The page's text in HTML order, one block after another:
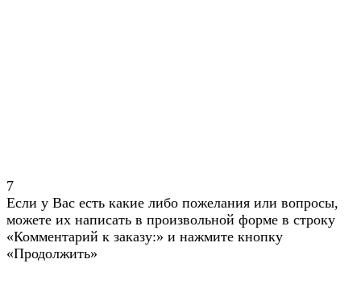
7
Если у Вас есть какие либо пожелания или вопросы,
можете их написать в произвольной форме в строку
«Комментарий к заказу:» и нажмите кнопку
«Продолжить»